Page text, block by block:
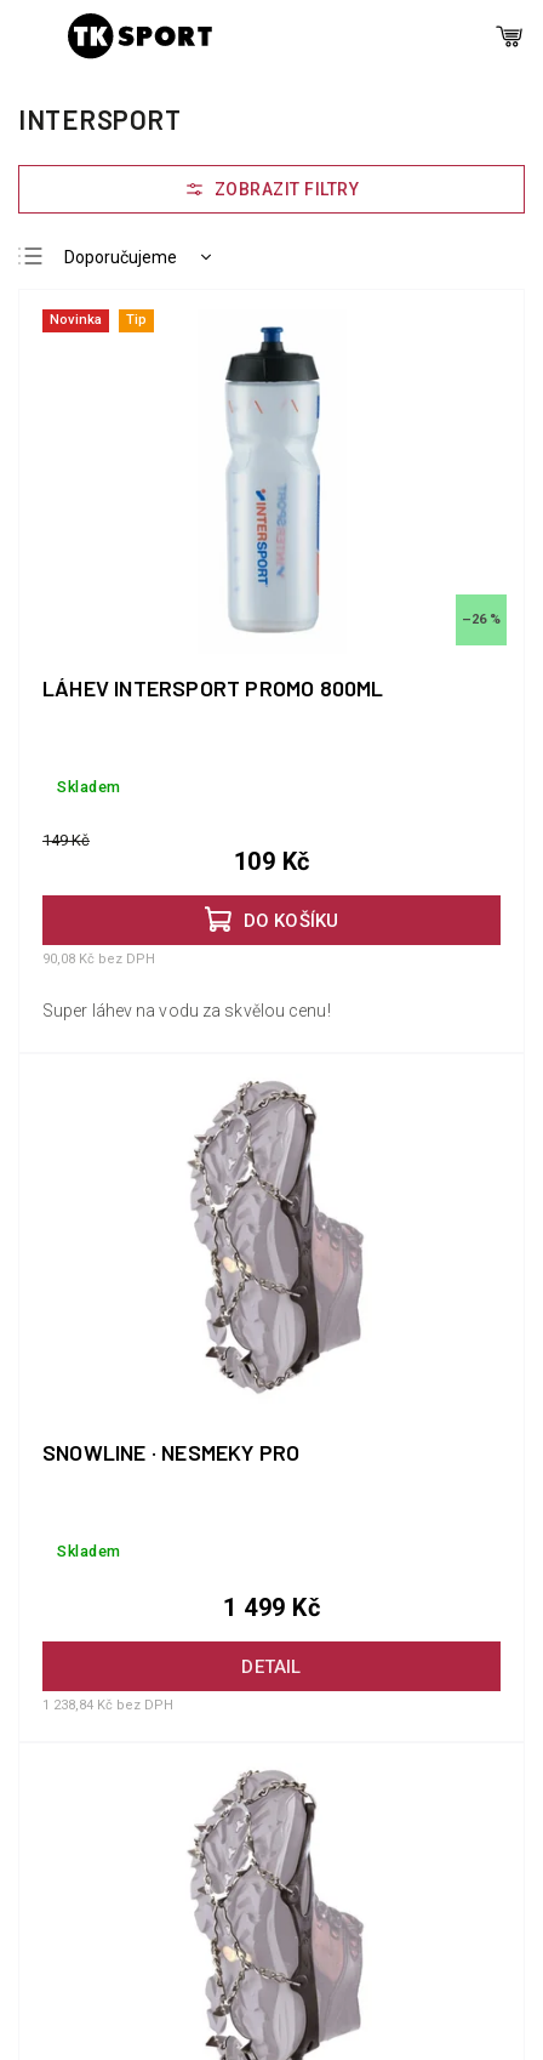
INTERSPORT
Doporučujeme
Nejdražší
Novinka Tip
–26 %
LÁHEV INTERSPORT PROMO 800ML
Skladem
DO KOŠÍKU
90,08 Kč bez DPH
149 Kč
109 Kč
Super láhev na vodu za skvělou cenu!
SNOWLINE · NESMEKY PRO
Skladem
DETAIL
1 238,84 Kč bez DPH
1 499 Kč